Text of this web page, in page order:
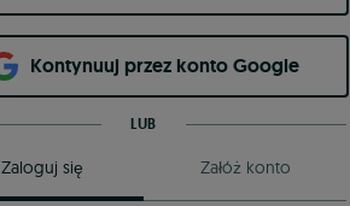
Kontynuuj przez konto Google
LUB
Zaloguj się Załóż konto